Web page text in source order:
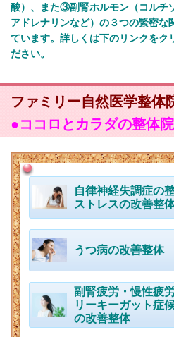
酸）、また③副腎ホルモン（コルチ
アドレナリンなど）の３つの緊密な
ています。詳しくは下のリンクをク
ださい。
ファミリー自然医学整
●ココロとカラダの整体
自律神経失調症の
ストレスの改善整
うつ病の改善整体
副腎疲労・慢性疲
リーキーガット症
の改善整体